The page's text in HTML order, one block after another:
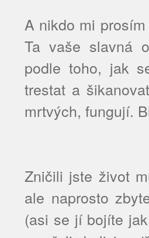
A nikdo mi
Ta vaše slavná
podle toho, jak
trestat a
mrtvých, fungují.
Zničili jste život
ale naprosto
(asi se jí bojíte